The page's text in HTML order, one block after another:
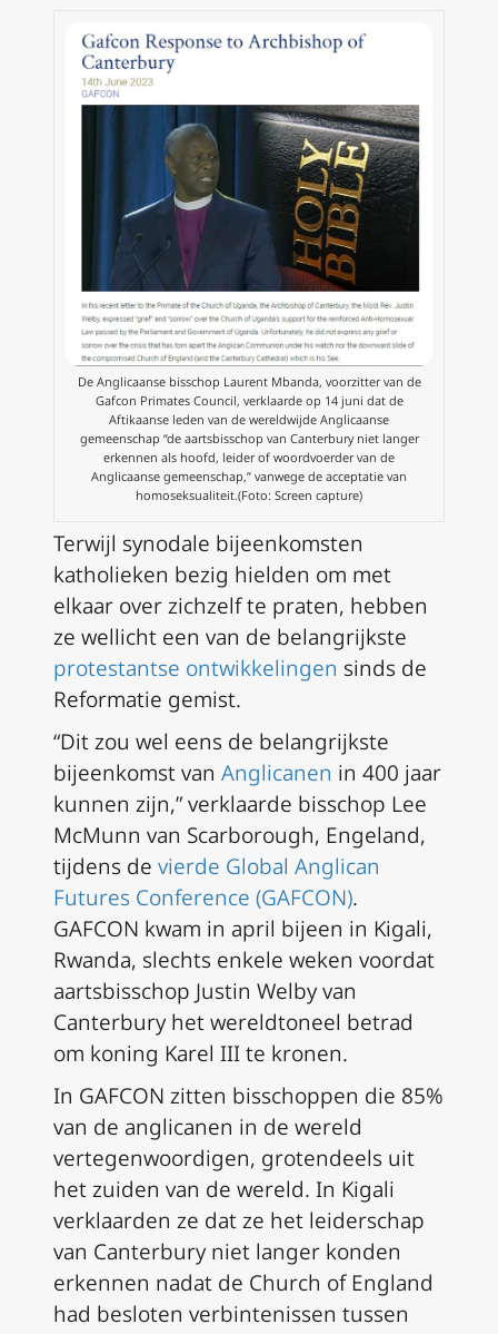
De Anglicaanse bisschop Laurent Mbanda, voorzitter van de
Gafcon Primates Council, verklaarde op 14 juni dat de
Aftikaanse leden van de wereldwijde Anglicaanse
gemeenschap “de aartsbisschop van Canterbury niet langer
erkennen als hoofd, leider of woordvoerder van de
Anglicaanse gemeenschap,” vanwege de acceptatie van
homoseksualiteit.(Foto: Screen capture)
Terwijl synodale bijeenkomsten
katholieken bezig hielden om met
elkaar over zichzelf te praten, hebben
ze wellicht een van de belangrijkste
protestantse ontwikkelingen sinds de
Reformatie gemist.
“Dit zou wel eens de belangrijkste
bijeenkomst van Anglicanen in 400 jaar
kunnen zijn,” verklaarde bisschop Lee
McMunn van Scarborough, Engeland,
tijdens de vierde Global Anglican
Futures Conference (GAFCON).
GAFCON kwam in april bijeen in Kigali,
Rwanda, slechts enkele weken voordat
aartsbisschop Justin Welby van
Canterbury het wereldtoneel betrad
om koning Karel III te kronen.
In GAFCON zitten bisschoppen die 85%
van de anglicanen in de wereld
vertegenwoordigen, grotendeels uit
het zuiden van de wereld. In Kigali
verklaarden ze dat ze het leiderschap
van Canterbury niet langer konden
erkennen nadat de Church of England
had besloten verbintenissen tussen